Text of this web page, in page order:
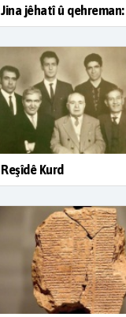
Jina jêhatî û qehreman:
Reşîdê Kurd